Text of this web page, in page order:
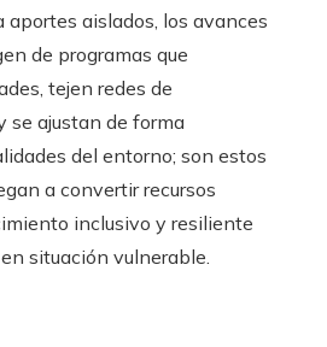
aportes aislados, los avances
de programas que
tejen redes de
se ajustan de forma
del entorno; son estos
a convertir recursos
inclusivo y resiliente
situación vulnerable.